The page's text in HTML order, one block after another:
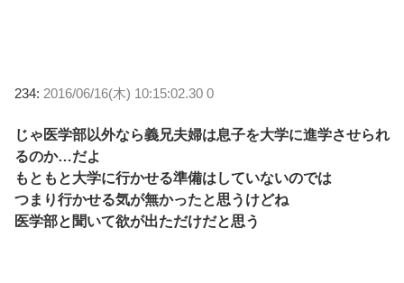
234: 2016/06/16(木) 10:15:02.30 0
じゃ医学部以外なら義兄夫婦は息子を大学に進学させられ
るのか…だよ
もともと大学に行かせる準備はしていないのでは
つまり行かせる気が無かったと思うけどね
医学部と聞いて欲が出ただけだと思う